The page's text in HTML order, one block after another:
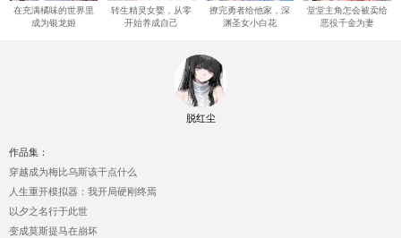
在充满橘味的世界里
成为银龙姬
转生精灵女婴，从零
开始养成自己
撩完勇者给他家，深
渊圣女小白花
堂堂主角怎会被卖给
恶役千金为妻
脱红尘
作品集：
穿越成为梅比乌斯该干点什么
人生重开模拟器：我开局硬刚终焉
以夕之名行于此世
变成莫斯提马在崩坏